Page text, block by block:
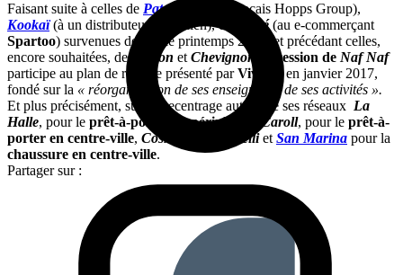
Faisant suite à celles de Pataugas
(au Français Hopps Group),
Kookaï(à un distributeur australien), et André(au e-commerçant
Spartoo) survenues depuis le printemps 2017, et précédant celles,
encore souhaitées, de
Besson et Chevignon cession de Naf Naf
participe au plan de relance présenté parVivarte en janvier 2017,
fondé sur la « réorganisation de ses enseignes et de ses activités ».
Et plus précisément, sur un recentrage autour de ses réseaux La
Halle, pour le prêt-à-porter en périphérie Caroll, pour le prêt-à-
porter en centre-ville, Cosmoparis Minelliet San Marina pour la
chaussure en centre-ville.
Partager sur :